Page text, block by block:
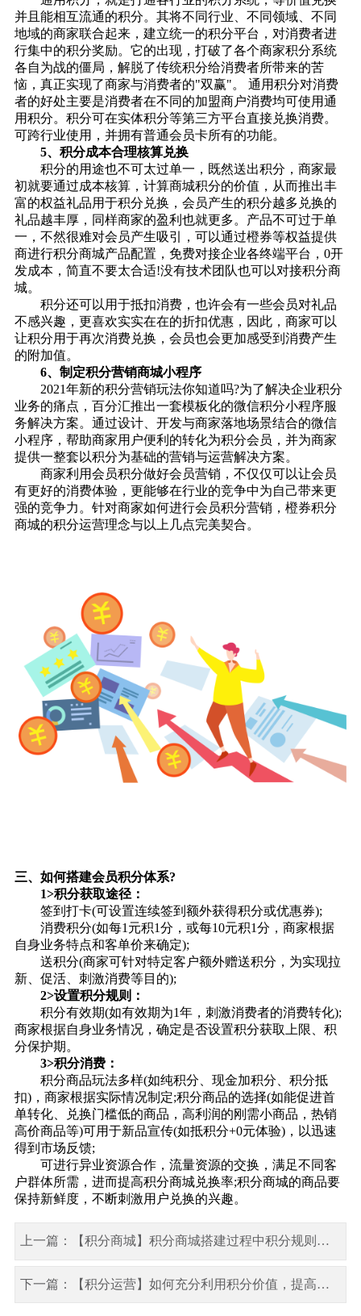
并且能相互流通的积分。其将不同行业、不同领域、不同
地域的商家联合起来，建立统一的积分平台，对消费者进
行集中的积分奖励。它的出现，打破了各个商家积分系统
各自为战的僵局，解脱了传统积分给消费者所带来的苦
恼，真正实现了商家与消费者的"双赢"。 通用积分对消费
者的好处主要是消费者在不同的加盟商户消费均可使用通
用积分。积分可在实体积分等第三方平台直接兑换消费。
可跨行业使用，并拥有普通会员卡所有的功能。
5、积分成本合理核算兑换
积分的用途也不可太过单一，既然送出积分，商家最
初就要通过成本核算，计算商城积分的价值，从而推出丰
富的权益礼品用于积分兑换，会员产生的积分越多兑换的
礼品越丰厚，同样商家的盈利也就更多。产品不可过于单
一，不然很难对会员产生吸引，可以通过橙券等权益提供
商进行积分商城产品配置，免费对接企业各终端平台，0开
发成本，简直不要太合适!没有技术团队也可以对接积分商
城。
积分还可以用于抵扣消费，也许会有一些会员对礼品
不感兴趣，更喜欢实实在在的折扣优惠，因此，商家可以
让积分用于再次消费兑换，会员也会更加感受到消费产生
的附加值。
6、制定积分营销商城小程序
2021年新的积分营销玩法你知道吗?为了解决企业积分
业务的痛点，百分汇推出一套模板化的微信积分小程序服
务解决方案。通过设计、开发与商家落地场景结合的微信
小程序，帮助商家用户便利的转化为积分会员，并为商家
提供一整套以积分为基础的营销与运营解决方案。
商家利用会员积分做好会员营销，不仅仅可以让会员
有更好的消费体验，更能够在行业的竞争中为自己带来更
强的竞争力。针对商家如何进行会员积分营销，橙券积分
商城的积分运营理念与以上几点完美契合。
三、如何搭建会员积分体系?
1>积分获取途径：
签到打卡(可设置连续签到额外获得积分或优惠券);
消费积分(如每1元积1分，或每10元积1分，商家根据
自身业务特点和客单价来确定);
送积分(商家可针对特定客户额外赠送积分，为实现拉
新、促活、刺激消费等目的);
2>设置积分规则：
积分有效期(如有效期为1年，刺激消费者的消费转化);
商家根据自身业务情况，确定是否设置积分获取上限、积
分保护期。
3>积分消费：
积分商品玩法多样(如纯积分、现金加积分、积分抵
扣)，商家根据实际情况制定;积分商品的选择(如能促进首
单转化、兑换门槛低的商品，高利润的刚需小商品，热销
高价商品等)可用于新品宣传(如抵积分+0元体验)，以迅速
得到市场反馈;
可进行异业资源合作，流量资源的交换，满足不同客
户群体所需，进而提高积分商城兑换率;积分商城的商品要
保持新鲜度，不断刺激用户兑换的兴趣。
上一篇：【积分商城】积分商城搭建过程中积分规则如何设置？
下一篇：【积分运营】如何充分利用积分价值，提高用户积分利用率